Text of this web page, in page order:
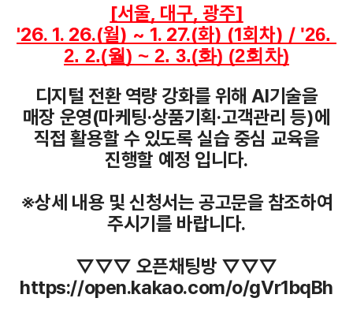
[서울, 대구, 광주]
'26. 1. 26.(월) ~ 1. 27.(화) (1회차) / '26.
2. 2.(월) ~ 2. 3.(화) (2회차)
디지털 전환 역량 강화를 위해 AI기술을
매장 운영(마케팅·상품기획·고객관리 등)에
직접 활용할 수 있도록 실습 중심 교육을
진행할 예정 입니다.
※상세 내용 및 신청서는 공고문을 참조하여
주시기를 바랍니다.
▽▽▽ 오픈채팅방 ▽▽▽
https://open.kakao.com/o/gVr1bqBh